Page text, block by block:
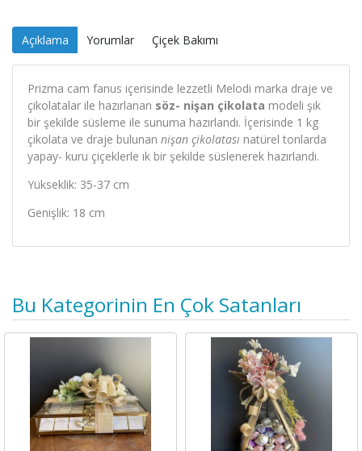
Açıklama Yorumlar Çiçek Bakımı
Prizma cam fanus içerisinde lezzetli Melodi marka draje ve
çikolatalar ile hazırlanan söz- nişan çikolata modeli şık
bir şekilde süsleme ile sunuma hazırlandı. İçerisinde 1 kg
çikolata ve draje bulunan nişan çikolatası natürel tonlarda
yapay- kuru çiçeklerle ık bir şekilde süslenerek hazırlandı.
Yükseklik: 35-37 cm
Genişlik: 18 cm
Bu Kategorinin En Çok Satanları